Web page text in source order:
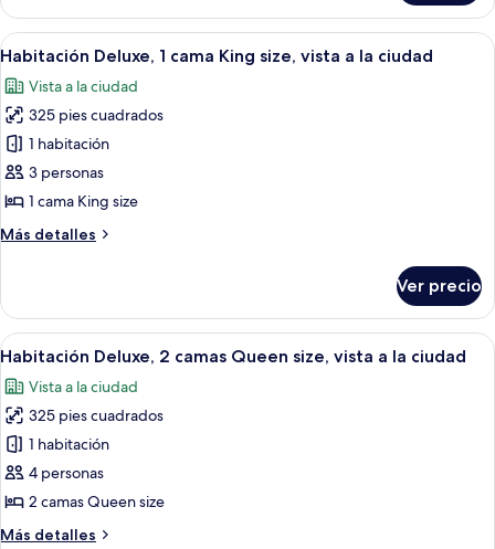
vista
a
la
ciudad
Deluxe,
camas
size,
vista
la
ciudad
Abrir
todas
las
fotos
de
Habitación
Deluxe,
cama
vista
a
la
ciudad
Una habitación de hotel con una
5
Habitación Deluxe, 1 cama King size, vista a la ciudad
Vista a la ciudad
325 pies cuadrados
1 habitación
3 personas
1 cama King size
Más detalles
Más
Deluxe,
cama
size,
vista
la
ciudad
Ver precio
Abrir
todas
las
fotos
de
Habitación
Deluxe,
Habitación de hotel con dos camas,
5
Habitación Deluxe, 2 camas Queen size, vista a la ciudad
Vista a la ciudad
325 pies cuadrados
1 habitación
4 personas
2 camas Queen size
Más detalles
Más